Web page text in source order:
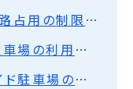
緊急輸送道路等における道路占用の制限について
室蘭駅パークアンドライド駐車場の利用方法について
東室蘭駅前パークアンドライド駐車場の利用方法について